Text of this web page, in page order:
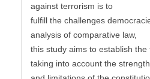
against terrorism is to
fulfill the challenges
analysis of comparative law,
this study aims to establish the
taking into account the